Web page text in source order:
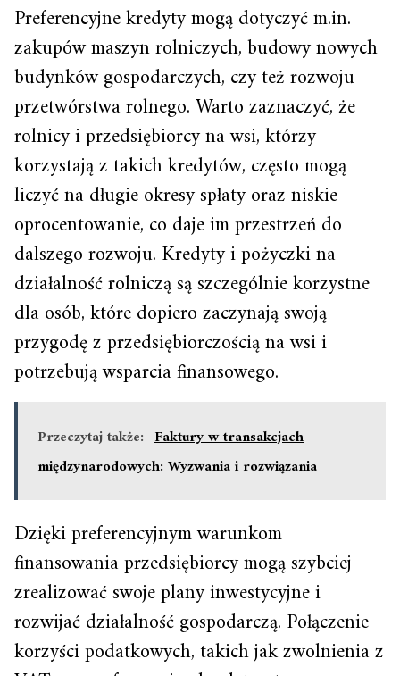
Preferencyjne kredyty mogą dotyczyć m.in.
zakupów maszyn rolniczych, budowy nowych
budynków gospodarczych, czy też rozwoju
przetwórstwa rolnego. Warto zaznaczyć, że
rolnicy i przedsiębiorcy na wsi, którzy
korzystają z takich kredytów, często mogą
liczyć na długie okresy spłaty oraz niskie
oprocentowanie, co daje im przestrzeń do
dalszego rozwoju. Kredyty i pożyczki na
działalność rolniczą są szczególnie korzystne
dla osób, które dopiero zaczynają swoją
przygodę z przedsiębiorczością na wsi i
potrzebują wsparcia finansowego.
Przeczytaj także: Faktury w transakcjach
międzynarodowych: Wyzwania i rozwiązania
Dzięki preferencyjnym warunkom
finansowania przedsiębiorcy mogą szybciej
zrealizować swoje plany inwestycyjne i
rozwijać działalność gospodarczą. Połączenie
korzyści podatkowych, takich jak zwolnienia z